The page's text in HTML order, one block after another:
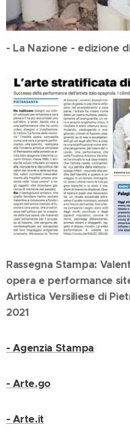
- La Nazione - edizione
Rassegna Stampa:
opera e performance
Artistica Versiliese di
2021
- Agenzia Stampa
- Arte.go
- Arte.it